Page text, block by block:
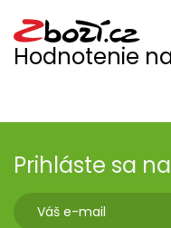
Hodnotenie
Prihláste sa